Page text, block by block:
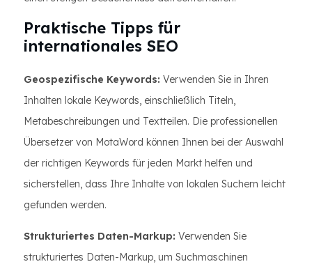
Praktische Tipps für
internationales SEO
Geospezifische Keywords: Verwenden Sie in Ihren
Inhalten lokale Keywords, einschließlich Titeln,
Metabeschreibungen und Textteilen. Die professionellen
Übersetzer von MotaWord können Ihnen bei der Auswahl
der richtigen Keywords für jeden Markt helfen und
sicherstellen, dass Ihre Inhalte von lokalen Suchern leicht
gefunden werden.
Strukturiertes Daten-Markup: Verwenden Sie
strukturiertes Daten-Markup, um Suchmaschinen